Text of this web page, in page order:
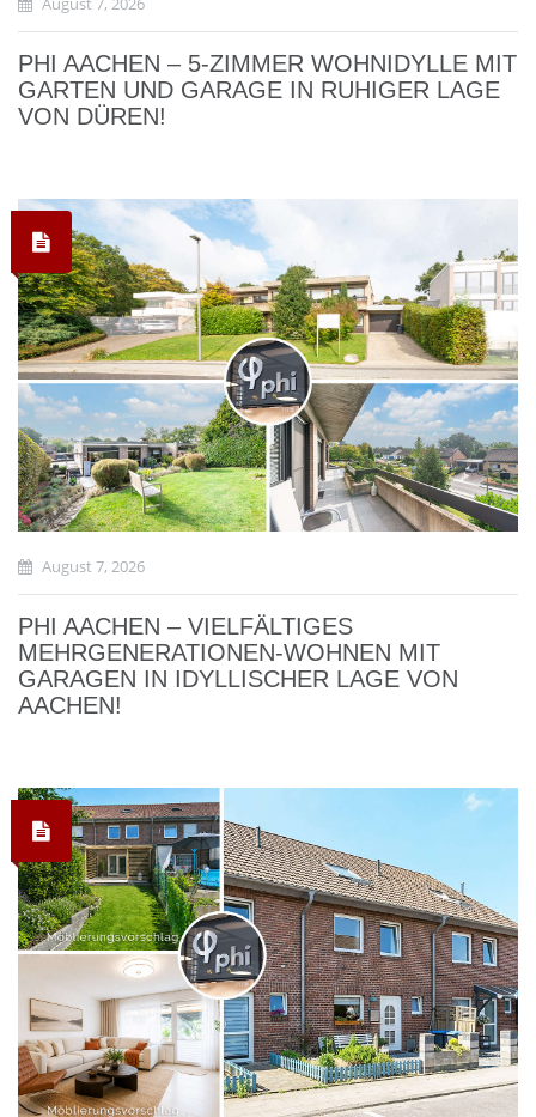
PHI AACHEN – 5-ZIMMER WOHNIDYLLE MIT
GARTEN UND GARAGE IN RUHIGER LAGE
VON DÜREN!
August 7, 2026
PHI AACHEN – VIELFÄLTIGES
MEHRGENERATIONEN-WOHNEN MIT
GARAGEN IN IDYLLISCHER LAGE VON
AACHEN!